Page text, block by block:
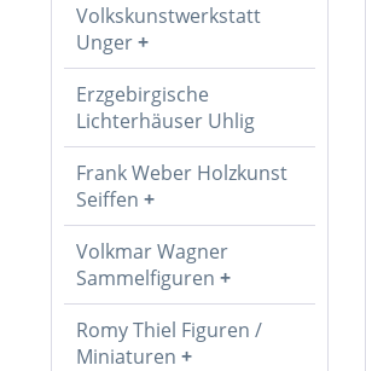
Volkskunstwerkstatt
Unger
Erzgebirgische
Lichterhäuser Uhlig
Frank Weber Holzkunst
Seiffen
Volkmar Wagner
Sammelfiguren
Romy Thiel Figuren /
Miniaturen